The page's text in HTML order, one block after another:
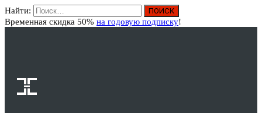
Найти:
Временная скидка 50% на годовую подписку!